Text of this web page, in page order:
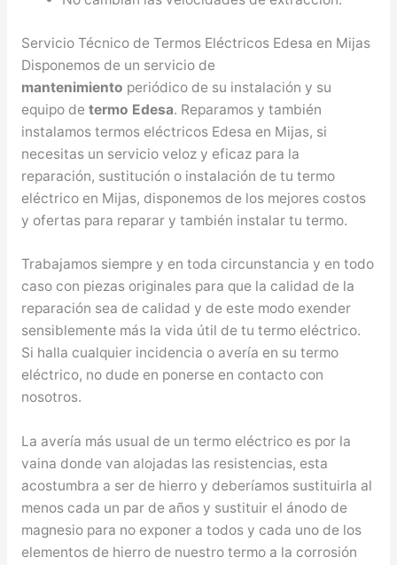
Servicio Técnico de Termos Eléctricos Edesa en Mijas
Disponemos de un servicio de
mantenimiento periódico de su instalación y su
equipo de termo Edesa. Reparamos y también
instalamos termos eléctricos Edesa en Mijas, si
necesitas un servicio veloz y eficaz para la
reparación, sustitución o instalación de tu termo
eléctrico en Mijas, disponemos de los mejores costos
y ofertas para reparar y también instalar tu termo.
Trabajamos siempre y en toda circunstancia y en todo
caso con piezas originales para que la calidad de la
reparación sea de calidad y de este modo exender
sensiblemente más la vida útil de tu termo eléctrico.
Si halla cualquier incidencia o avería en su termo
eléctrico, no dude en ponerse en contacto con
nosotros.
La avería más usual de un termo eléctrico es por la
vaina donde van alojadas las resistencias, esta
acostumbra a ser de hierro y deberíamos sustituirla al
menos cada un par de años y sustituir el ánodo de
magnesio para no exponer a todos y cada uno de los
elementos de hierro de nuestro termo a la corrosión